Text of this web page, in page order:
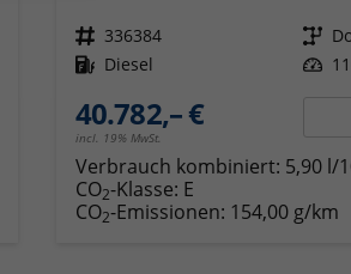
Fahrzeugnr. 336384 Getriebe
Kraftstoff Diesel Leistung
40.782,– €
incl. 19% MwSt.
Verbrauch kombiniert: 5,90 l/
CO2-Klasse: E
CO2-Emissionen: 154,00 g/km